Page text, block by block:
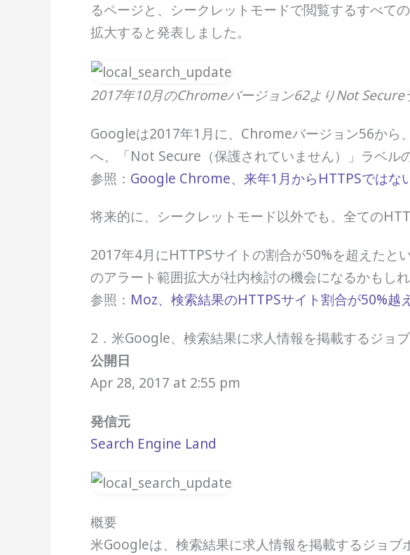
るページと、シークレットモードで閲覧するすべて
拡大すると発表しました。
2017年10月のChromeバージョン62よりNot Secure
Googleは2017年1月に、Chromeバージョン56から
へ、「Not Secure（保護されていません）」ラベル
参照： Google Chrome、来年1月からHTTPSではな
将来的に、シークレットモード以外でも、全ての
2017年4月にHTTPSサイトの割合が50%を超えたと
のアラート範囲拡大が社内検討の機会になるかもしれ
参照： Moz、検索結果のHTTPSサイト割合が50%
2．米Google、検索結果に求人情報を掲載するジョ
公開日
Apr 28, 2017 at 2:55 pm
発信元
Search Engine Land
概要
米Googleは、検索結果に求人情報を掲載するジョ